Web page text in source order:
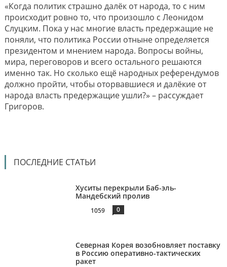
«Когда политик страшно далёк от народа, то с ним
происходит ровно то, что произошло с Леонидом
Слуцким. Пока у нас многие власть предержащие не
поняли, что политика России отныне определяется
президентом и мнением народа. Вопросы войны,
мира, переговоров и всего остального решаются
именно так. Но сколько ещё народных референдумов
должно пройти, чтобы оторвавшиеся и далёкие от
народа власть предержащие ушли?» – рассуждает
Григоров.
ПОСЛЕДНИЕ СТАТЬИ
Хуситы перекрыли Баб-эль-
Мандебский пролив
1059 0
Северная Корея возобновляет поставку
в Россию оперативно-тактических
ракет